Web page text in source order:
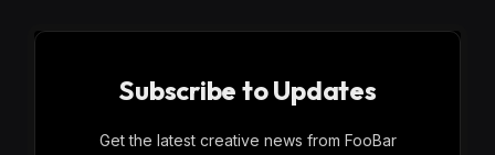
Subscribe to Updates
Get the latest creative news from FooBar